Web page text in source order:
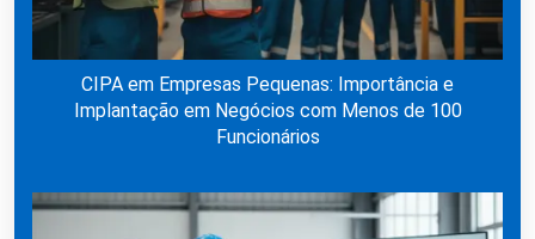
CIPA em Empresas Pequenas: Importância e
Implantação em Negócios com Menos de 100
Funcionários